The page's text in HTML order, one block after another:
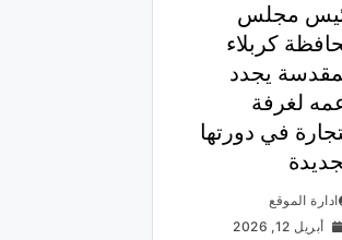
مجلس
كربلاء
يجدد
لغرفة
في دورتها
ادارة الموقع
أبريل 12, 2026